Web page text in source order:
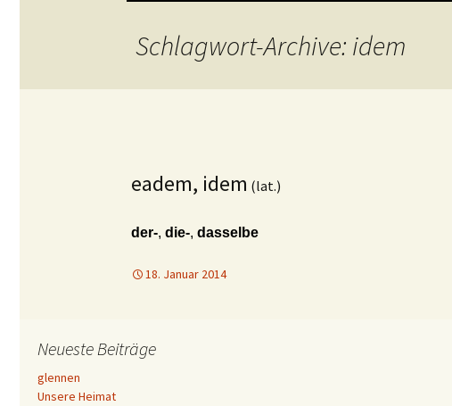
Schlagwort-Archive: idem
eadem, idem (lat.)
der-, die-, dasselbe
18. Januar 2014
Neueste Beiträge
glennen
Unsere Heimat